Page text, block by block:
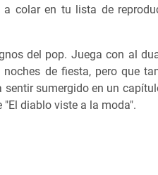
colar en tu lista de
del pop. Juega con al
de fiesta, pero que
sentir sumergido en un
"El diablo viste a la moda".